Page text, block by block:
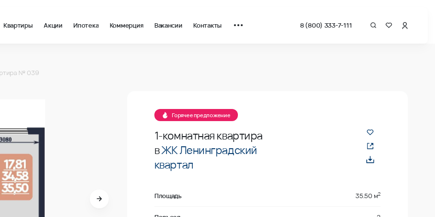
Квартиры Акции Ипотека Коммерция Вакансии Контакты 8 (800) 333-7-111
№039
№ 039
Горячее предложение
1-комнатная квартира
вЖК Ленинградский
квартал
Площадь 35.50 м2